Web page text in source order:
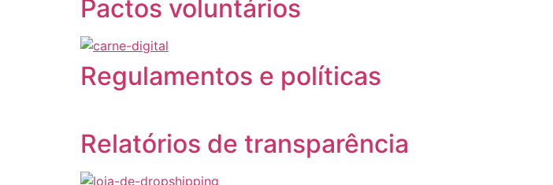
Pactos voluntários
Regulamentos e políticas
Relatórios de transparência